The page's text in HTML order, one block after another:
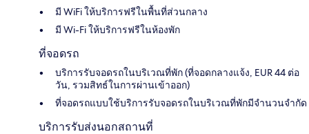
มี WiFi ให้บริการฟรีในพื้นที่ส่วนกลาง
มี Wi-Fi ให้บริการฟรีในห้องพัก
ที่จอดรถ
บริการรับจอดรถในบริเวณที่พัก (ที่จอดกลางแจ้ง, EUR 44 ต่อ
วัน, รวมสิทธ์ในการผ่านเข้าออก)
ที่จอดรถแบบใช้บริการรับจอดรถในบริเวณที่พักมีจำนวนจำกัด
บริการรับส่งนอกสถานที่